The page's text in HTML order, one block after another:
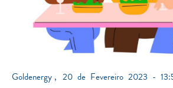
Goldenergy 20 de Fevereiro 2023 -